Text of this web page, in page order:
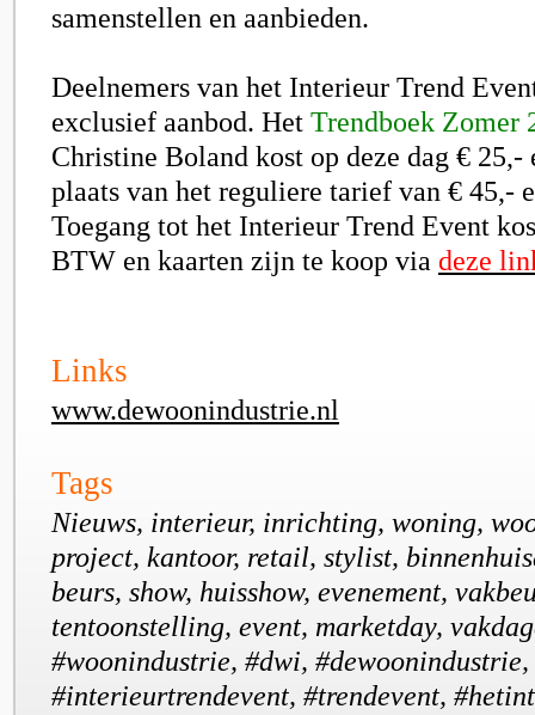
samenstellen en aanbieden.
Deelnemers van het Interieur Trend
exclusief aanbod. Het Trendboek Zomer
Christine Boland kost op deze dag €
plaats van het reguliere tarief van € 45,-
Toegang tot het Interieur Trend Event
BTW en kaarten zijn te koop via deze
Links
www.dewoonindustrie.nl
Tags
Nieuws, interieur, inrichting, woning,
project, kantoor, retail, stylist,
beurs, show, huisshow, evenement,
tentoonstelling, event, marketday,
#woonindustrie, #dwi,
#interieurtrendevent, #trendevent,